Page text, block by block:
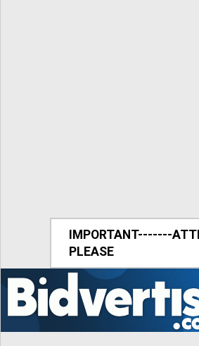
IMPORTANT-------
PLEASE